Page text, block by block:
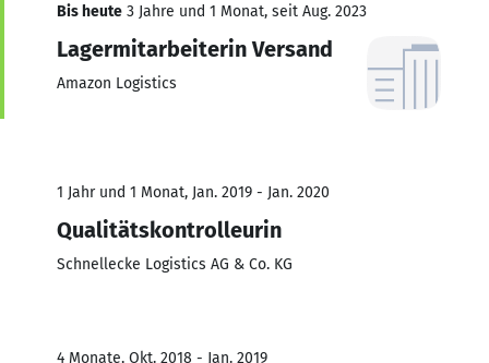
Bis heute 3 Jahre und 1 Monat, seit Aug. 2023
Lagermitarbeiterin Versand
Amazon Logistics
1 Jahr und 1 Monat, Jan. 2019 - Jan. 2020
Qualitätskontrolleurin
Schnellecke Logistics AG & Co. KG
4 Monate, Okt. 2018 - Jan. 2019